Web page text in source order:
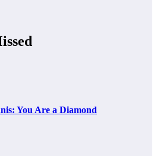
You Are a Diamond